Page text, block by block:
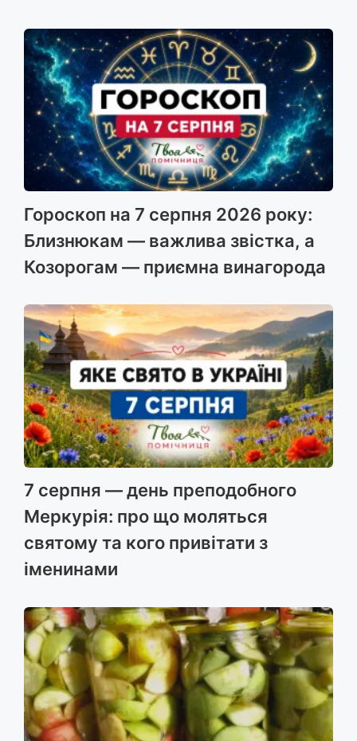
Гороскоп на 7 серпня 2026 року:
Близнюкам — важлива звістка, а
Козорогам — приємна винагорода
7 серпня — день преподобного
Меркурія: про що моляться
святому та кого привітати з
іменинами